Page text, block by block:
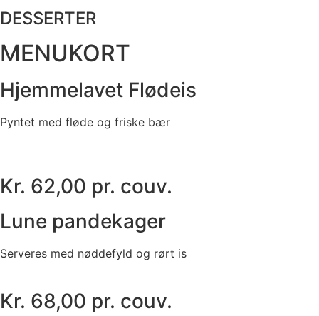
DESSERTER
MENUKORT
Hjemmelavet Flødeis
Pyntet med fløde og friske bær
Kr. 62,00 pr. couv.
Lune pandekager
Serveres med nøddefyld og rørt is
Kr. 68,00 pr. couv.